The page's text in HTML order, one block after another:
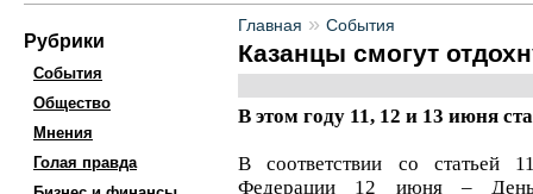
Рубрики
События
Общество
Мнения
Голая правда
Главная » События
Казанцы смогут
В этом году 11, 12 и 13 июня
В соответствии со статьей
Федерации 12 июня –